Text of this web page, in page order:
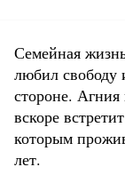
Семейная
любил
стороне.
вскоре
которым
лет.